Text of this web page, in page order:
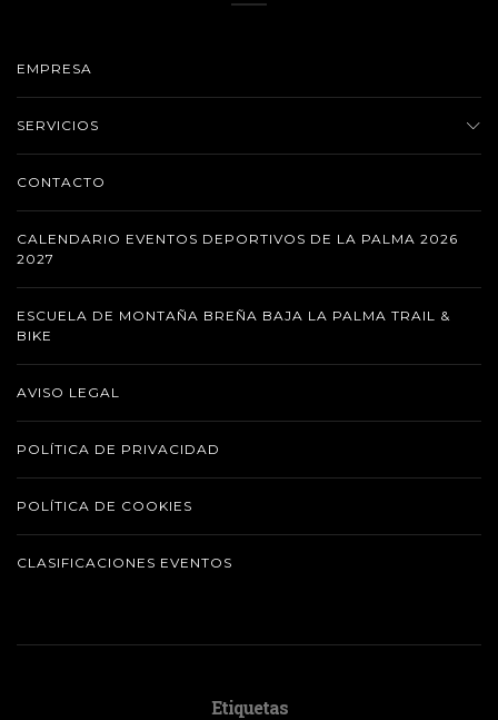
EMPRESA
SERVICIOS
CONTACTO
CALENDARIO EVENTOS DEPORTIVOS DE LA PALMA 2026
2027
ESCUELA DE MONTAÑA BREÑA BAJA LA PALMA TRAIL &
BIKE
AVISO LEGAL
POLÍTICA DE PRIVACIDAD
POLÍTICA DE COOKIES
CLASIFICACIONES EVENTOS
Etiquetas